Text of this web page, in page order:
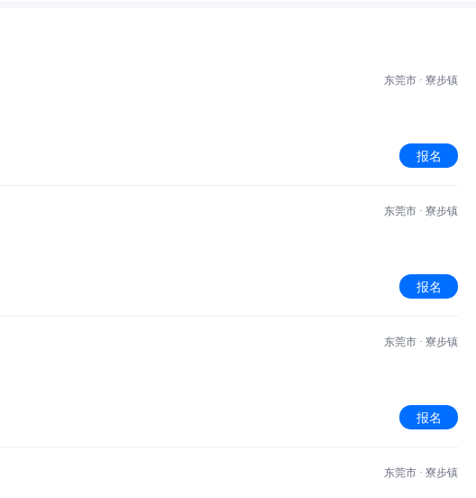
东莞市 · 寮步镇
报名
东莞市 · 寮步镇
报名
东莞市 · 寮步镇
报名
东莞市 · 寮步镇